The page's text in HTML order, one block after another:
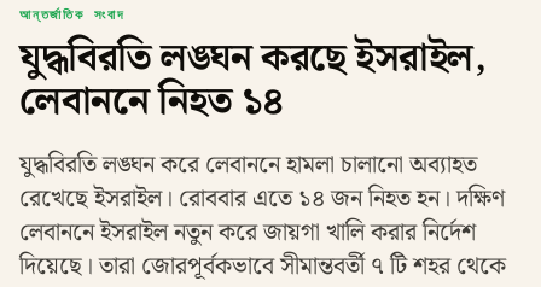
আন্তর্জাতিক সংবাদ
যুদ্ধবিরতি লঙ্ঘন করছে ইসরাইল,
লেবাননে নিহত ১৪
যুদ্ধবিরতি লঙ্ঘন করে লেবাননে হামলা চালানো অব্যাহত
রেখেছে ইসরাইল। রোববার এতে ১৪ জন নিহত হন। দক্ষিণ
লেবাননে ইসরাইল নতুন করে জায়গা খালি করার নির্দেশ
দিয়েছে। তারা জোরপূর্বকভাবে সীমান্তবর্তী ৭ টি শহর থেকে